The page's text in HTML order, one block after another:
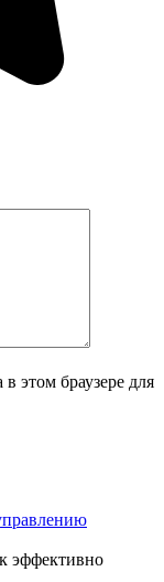
этом браузере для
эффективно